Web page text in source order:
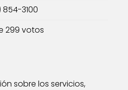
854-3100
299 votos
sobre los servicios,